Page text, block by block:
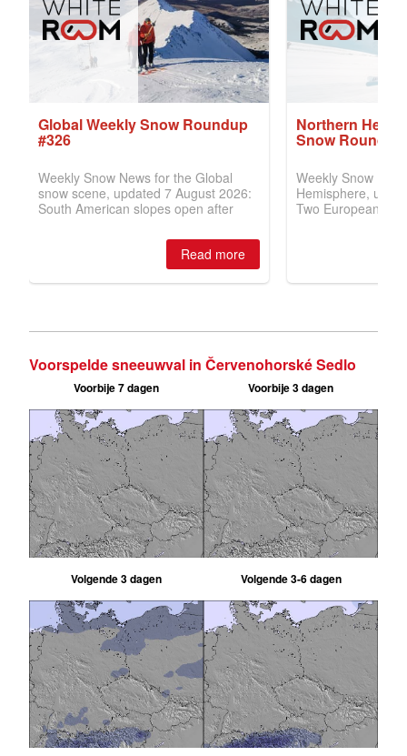
Voorspelde sneeuwval in Červenohorské Sedlo
Voorbije 7 dagen Voorbije 3 dagen
Volgende 3 dagen Volgende 3-6 dagen